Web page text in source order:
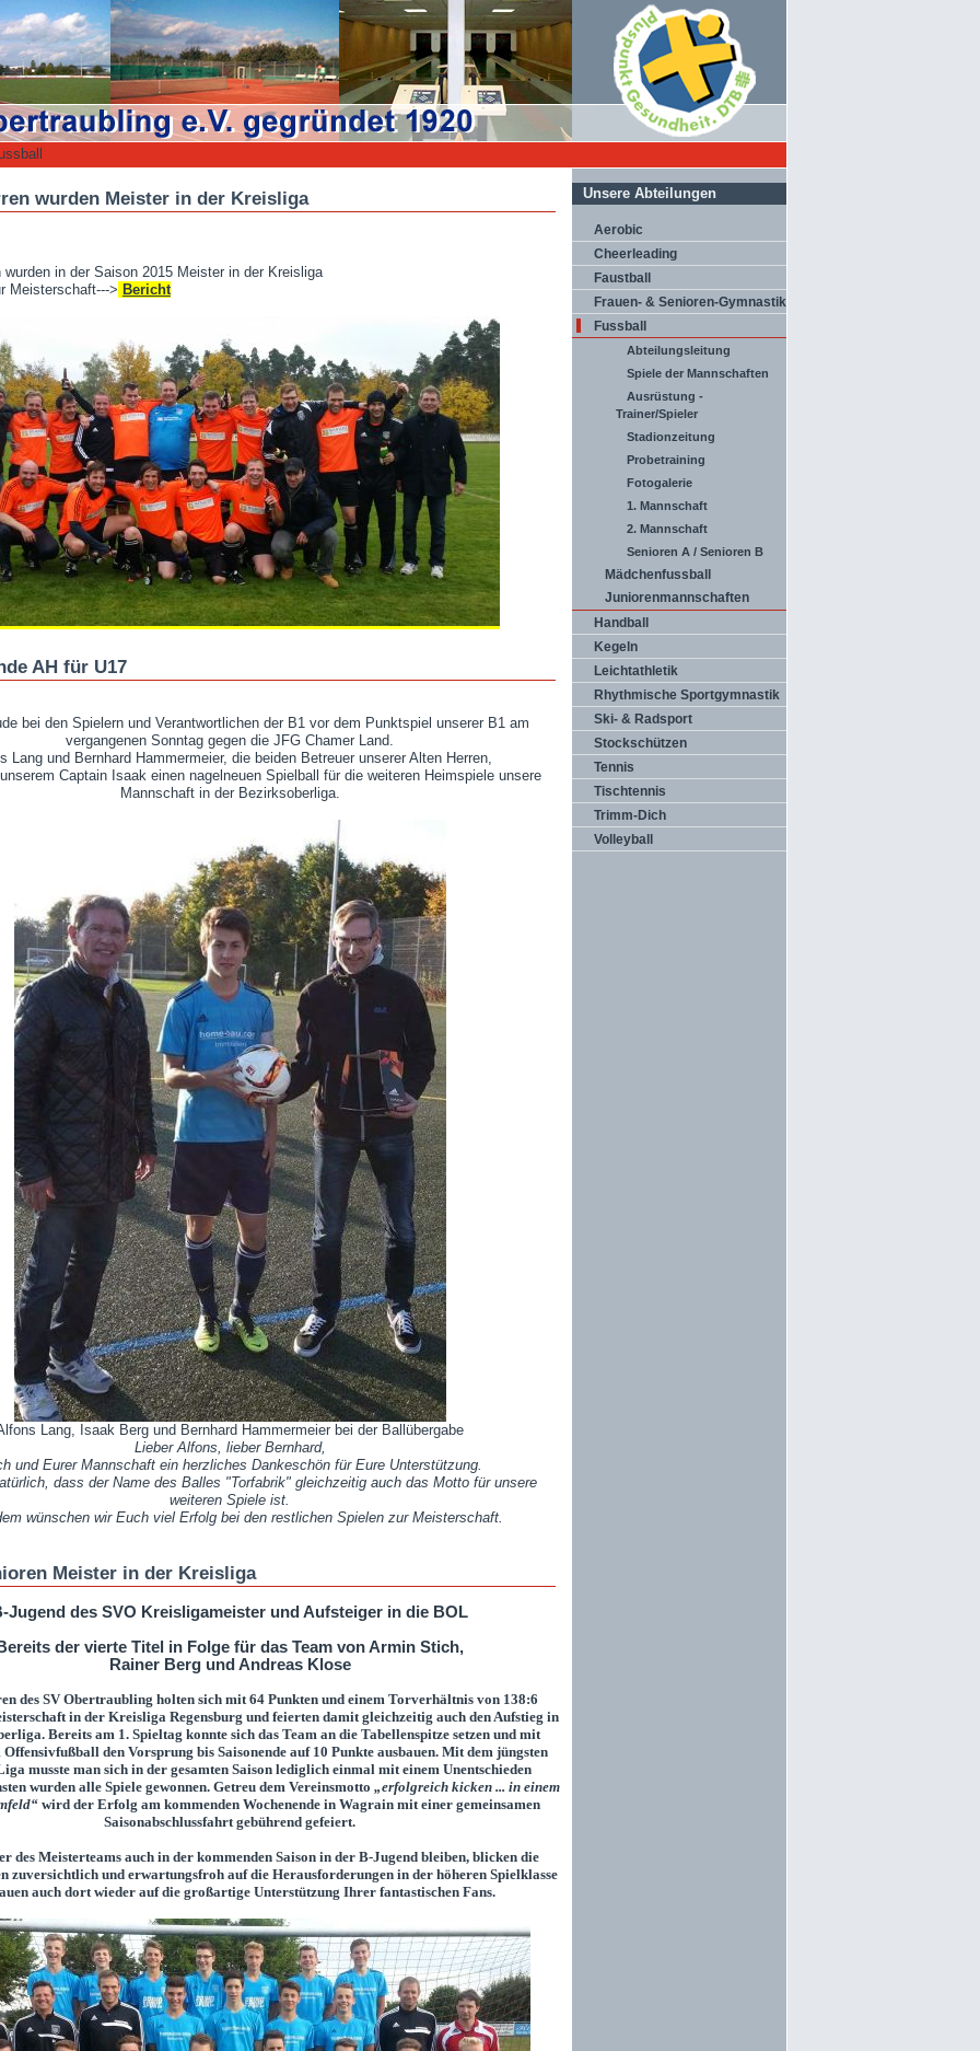
wurden Meister in der Kreisliga
wurden in der Saison 2015 Meister in der Kreisliga
Meisterschaft---> Bericht
AH für U17
bei den Spielern und Verantwortlichen der B1 vor dem Punktspiel unserer B1 am
vergangenen Sonntag gegen die JFG Chamer Land.
Lang und Bernhard Hammermeier, die beiden Betreuer unserer Alten Herren,
Captain Isaak einen nagelneuen Spielball für die weiteren Heimspiele unsere
Mannschaft in der Bezirksoberliga.
Lang, Isaak Berg und Bernhard Hammermeier bei der Ballübergabe
Lieber Alfons, lieber Bernhard,
und Eurer Mannschaft ein herzliches Dankeschön für Eure Unterstützung.
dass der Name des Balles "Torfabrik" gleichzeitig auch das Motto für unsere
weiteren Spiele ist.
wünschen wir Euch viel Erfolg bei den restlichen Spielen zur Meisterschaft.
Meister in der Kreisliga
Jugend des SVO Kreisligameister und Aufsteiger in die BOL
der vierte Titel in Folge für das Team von Armin Stich,
Rainer Berg und Andreas Klose
des SV Obertraubling holten sich mit 64 Punkten und einem Torverhältnis von 138:6
in der Kreisliga Regensburg und feierten damit gleichzeitig auch den Aufstieg in
Bereits am 1. Spieltag konnte sich das Team an die Tabellenspitze setzen und mit
den Vorsprung bis Saisonende auf 10 Punkte ausbauen. Mit dem jüngsten
musste man sich in der gesamten Saison lediglich einmal mit einem Unentschieden
wurden alle Spiele gewonnen. Getreu dem Vereinsmotto „erfolgreich kicken ... in einem
wird der Erfolg am kommenden Wochenende in Wagrain mit einer gemeinsamen
Saisonabschlussfahrt gebührend gefeiert.
des Meisterteams auch in der kommenden Saison in der B-Jugend bleiben, blicken die
zuversichtlich und erwartungsfroh auf die Herausforderungen in der höheren Spielklasse
auch dort wieder auf die großartige Unterstützung Ihrer fantastischen Fans.
Unsere Abteilungen
Aerobic
Cheerleading
Faustball
Frauen- & Senioren-Gymnastik
Fussball
Abteilungsleitung
Spiele der Mannschaften
Ausrüstung -
Trainer/Spieler
Stadionzeitung
Probetraining
Fotogalerie
1. Mannschaft
2. Mannschaft
Senioren A / Senioren B
Mädchenfussball
Juniorenmannschaften
Handball
Kegeln
Leichtathletik
Rhythmische Sportgymnastik
Ski- & Radsport
Stockschützen
Tennis
Tischtennis
Trimm-Dich
Volleyball